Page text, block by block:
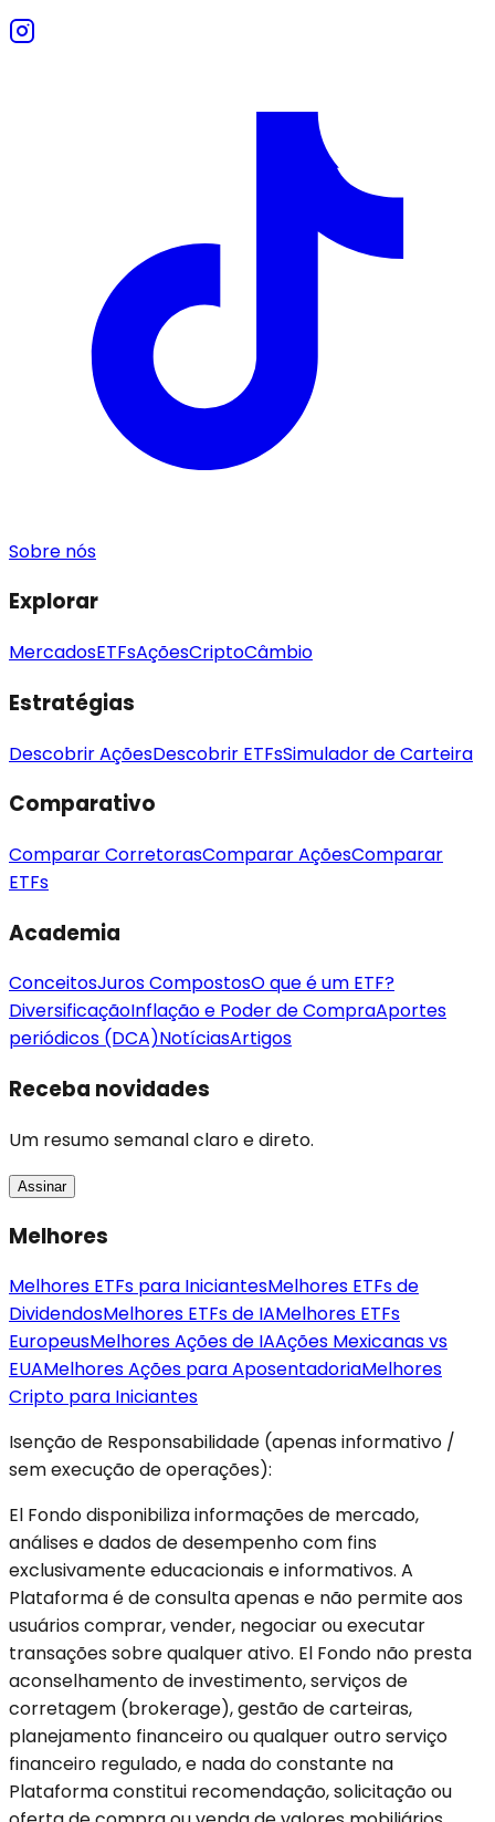
Sobre nós
Explorar
MercadosETFsAçõesCriptoCâmbio
Estratégias
Descobrir AçõesDescobrir ETFsSimulador de Carteira
Comparativo
Comparar CorretorasComparar AçõesComparar
ETFs
Academia
ConceitosJuros CompostosO que é um ETF?
DiversificaçãoInflação e Poder de CompraAportes
periódicos (DCA)NotíciasArtigos
Receba novidades
Um resumo semanal claro e direto.
Assinar
Melhores
Melhores ETFs para IniciantesMelhores ETFs de
DividendosMelhores ETFs de IAMelhores ETFs
EuropeusMelhores Ações de IAAções Mexicanas vs
EUAMelhores Ações para AposentadoriaMelhores
Cripto para Iniciantes
Isenção de Responsabilidade (apenas informativo /
sem execução de operações):
El Fondo disponibiliza informações de mercado,
análises e dados de desempenho com fins
exclusivamente educacionais e informativos. A
Plataforma é de consulta apenas e não permite aos
usuários comprar, vender, negociar ou executar
transações sobre qualquer ativo. El Fondo não presta
aconselhamento de investimento, serviços de
corretagem (brokerage), gestão de carteiras,
planejamento financeiro ou qualquer outro serviço
financeiro regulado, e nada do constante na
Plataforma constitui recomendação, solicitação ou